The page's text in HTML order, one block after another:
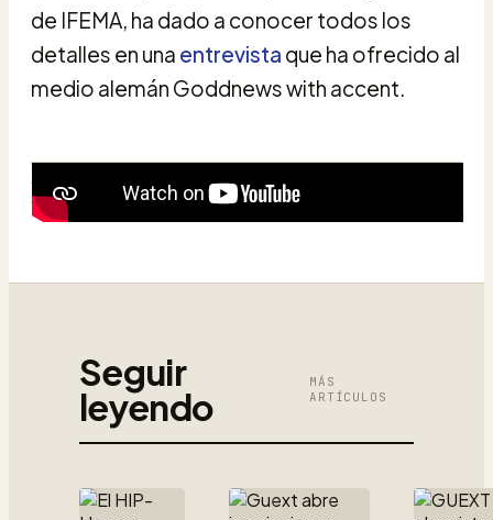
de IFEMA, ha dado a conocer todos los
detalles en una entrevista que ha ofrecido al
medio alemán Goddnews with accent.
Seguir
leyendo
MÁS
ARTÍCULOS